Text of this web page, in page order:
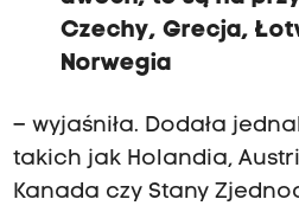
Czechy, Grecja,
Norwegia
– wyjaśniła. Dodała
takich jak Holandia,
Kanada czy Stany